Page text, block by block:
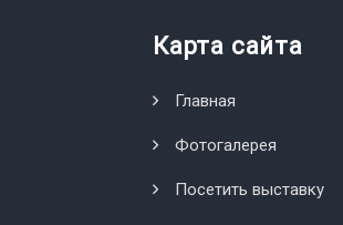
Карта сайта
Главная
Фотогалерея
Посетить выставку